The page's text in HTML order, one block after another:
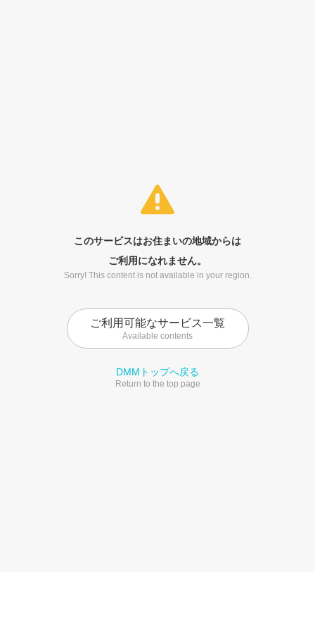
このサービスはお住まいの地域からは
ご利用になれません。
Sorry! This content is not available in your region.
ご利用可能なサービス一覧
Available contents
DMMトップへ戻る
Return to the top page